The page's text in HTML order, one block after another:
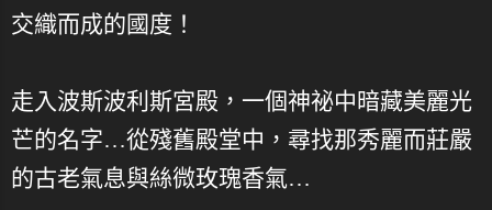
交織而成的國度！
走入波斯波利斯宮殿，一個神祕中暗藏美麗光
芒的名字…從殘舊殿堂中，尋找那秀麗而莊嚴
的古老氣息與絲微玫瑰香氣…